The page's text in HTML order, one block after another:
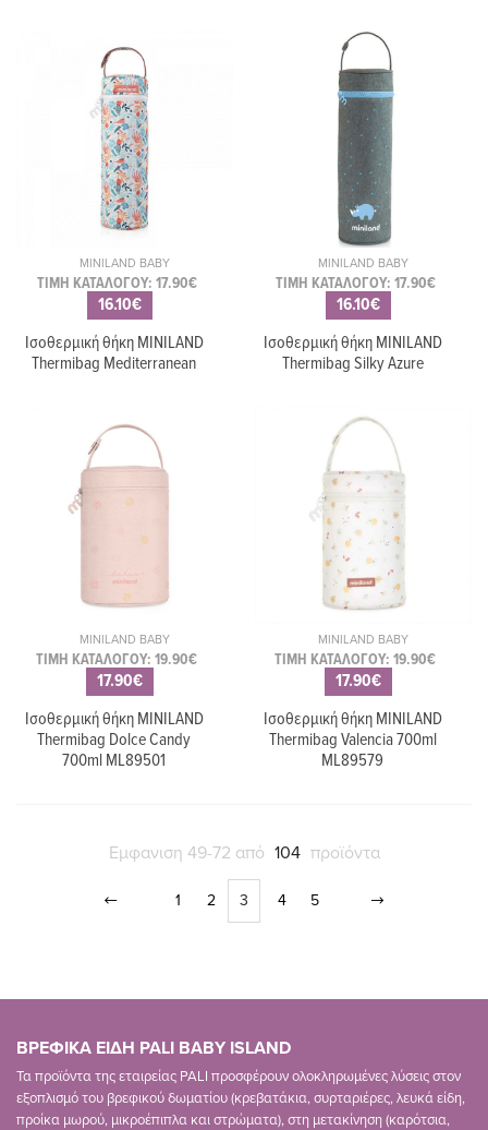
MINILAND BABY
ΤΙΜΗ ΚΑΤΑΛΟΓΟΥ: 17.90€
16.10€
Ισοθερμική θήκη MINILAND
Thermibag Mediterranean
MINILAND BABY
ΤΙΜΗ ΚΑΤΑΛΟΓΟΥ: 17.90€
16.10€
Ισοθερμική θήκη MINILAND
Thermibag Silky Azure
MINILAND BABY
ΤΙΜΗ ΚΑΤΑΛΟΓΟΥ: 19.90€
17.90€
Ισοθερμική θήκη MINILAND
Thermibag Dolce Candy
700ml ML89501
MINILAND BABY
ΤΙΜΗ ΚΑΤΑΛΟΓΟΥ: 19.90€
17.90€
Ισοθερμική θήκη MINILAND
Thermibag Valencia 700ml
ML89579
Εμφανιση 49-72 από 104 προϊόντα
1 2 3 4 5
ΒΡΕΦΙΚΑ ΕΙΔΗ PALI BABY ISLAND
Τα προϊόντα της εταιρείας PALI προσφέρουν ολοκληρωμένες λύσεις στον
εξοπλισμό του βρεφικού δωματίου (κρεβατάκια, συρταριέρες, λευκά είδη,
προίκα μωρού, μικροέπιπλα και στρώματα), στη μετακίνηση (καρότσια,